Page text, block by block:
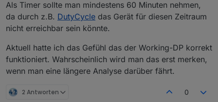
Als Timer sollte man mindestens 60 Minuten nehmen,
da durch z.B. DutyCycle das Gerät für diesen Zeitraum
nicht erreichbar sein könnte.
Aktuell hatte ich das Gefühl das der Working-DP korrekt
funktioniert. Wahrscheinlich wird man das erst merken,
wenn man eine längere Analyse darüber fährt.
2 Antworten 0